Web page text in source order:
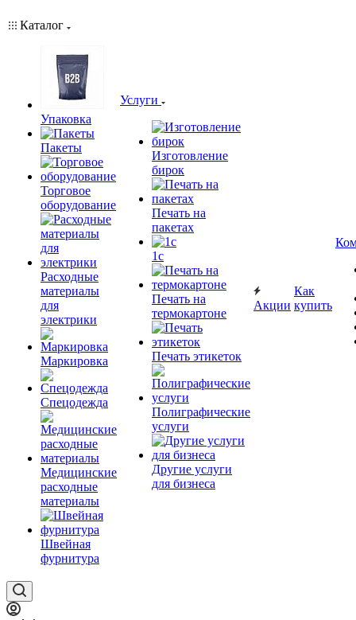
Каталог
Упаковка
Пакеты
Торговое
оборудование
Расходные
материалы
для
электрики
Маркировка
Спецодежда
Медицинские
расходные
материалы
Швейная
фурнитура
Услуги
Изготовление
бирок
Печать на
пакетах
1c
Печать на
термокартоне
Печать этикеток
Полиграфические
услуги
Другие услуги
для бизнеса
Акции
Как
купить